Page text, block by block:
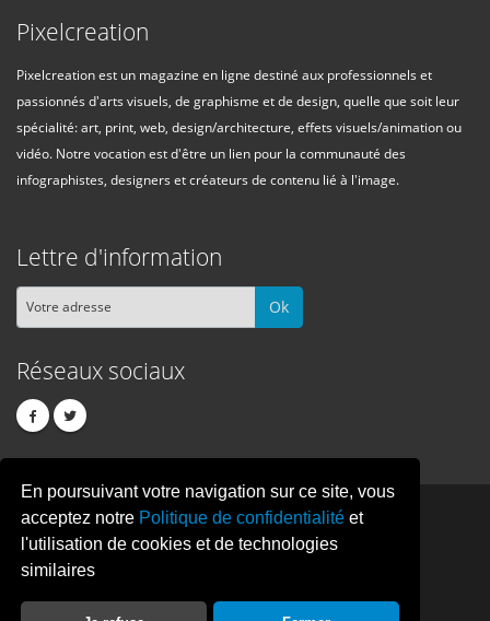
En poursuivant votre navigation sur ce site, vous
acceptez notre Politique de confidentialité et
l'utilisation de cookies et de technologies
similaires
Pixelcreation
Pixelcreation est un magazine en ligne destiné aux professionnels et
passionnés d'arts visuels, de graphisme et de design, quelle que soit leur
spécialité: art, print, web, design/architecture, effets visuels/animation ou
vidéo. Notre vocation est d'être un lien pour la communauté des
infographistes, designers et créateurs de contenu lié à l'image.
Lettre d'information
Ok
Réseaux sociaux
PIXELCREATION